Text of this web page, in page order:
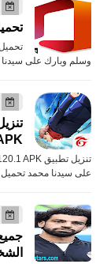
وسلم وبارك على
على سيدنا محمد